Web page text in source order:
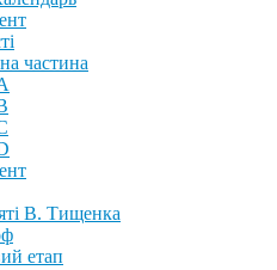
частина
В. Тищенка
етап